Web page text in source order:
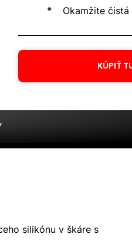
Okamžite čistá
KÚPIŤ
silikónu v škáre s